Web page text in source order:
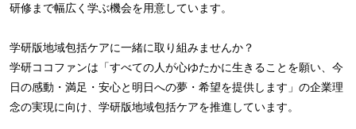
研修まで幅広く学ぶ機会を用意しています。
学研版地域包括ケアに一緒に取り組みませんか？
学研ココファンは「すべての人が心ゆたかに生きることを願い、今
日の感動・満足・安心と明日への夢・希望を提供します」の企業理
念の実現に向け、学研版地域包括ケアを推進しています。